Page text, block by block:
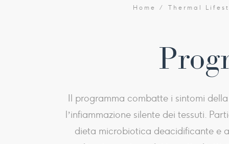
Home Thermal
Il programma combatte i sintomi
l’infiammazione silente dei tessuti.
dieta microbiotica deacidificante e